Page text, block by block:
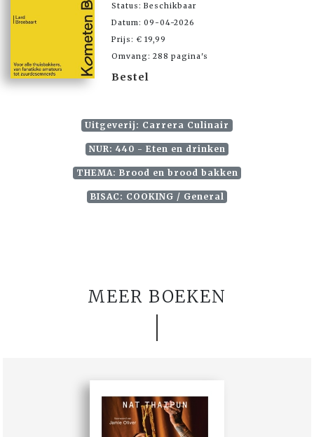
Status: Beschikbaar
Datum: 09-04-2026
Prijs: € 19,99
Omvang: 288 pagina's
Bestel
Uitgeverij: Carrera Culinair
NUR: 440 - Eten en drinken
THEMA: Brood en brood bakken
BISAC: COOKING / General
MEER BOEKEN